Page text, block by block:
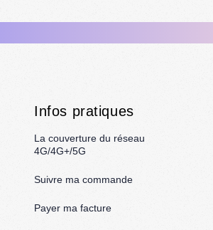
Infos pratiques
La couverture du réseau
4G/4G+/5G
Suivre ma commande
Payer ma facture